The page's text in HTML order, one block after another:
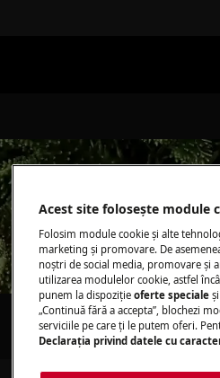
Acest site folosește module
Folosim module cookie și alte
marketing și promovare. De
noștri de social media, promovare și
utilizarea modulelor cookie, astfel
punem la dispoziţie oferte speciale
„Continuă fără a accepta”, blochezi
serviciile pe care ţi le putem oferi.
Declaraţia privind datele cu